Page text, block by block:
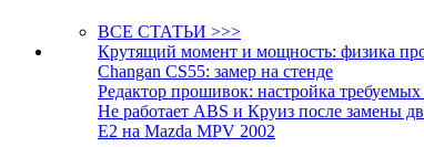
ВСЕ СТАТЬИ >>>
Крутящий момент и мощность: физика
Changan CS55: замер на стенде
Редактор прошивок: настройка
Не работает ABS и Круиз после замены
E2 на Mazda MPV 2002